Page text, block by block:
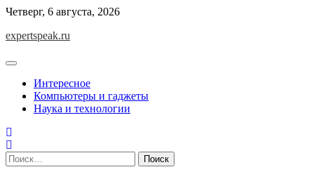
Skip
content
Четверг, 6 августа, 2026
expertspeak.ru
Интересное
Компьютеры и гаджеты
Наука и технологии
Найти: